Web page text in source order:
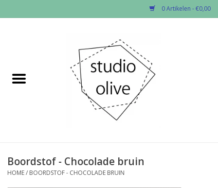
0 Artikelen - €0,00
✂︎Nieuw
Fournituren
Boordstof - Chocolade bruin
HOME/ BOORDSTOF - CHOCOLADE BRUIN